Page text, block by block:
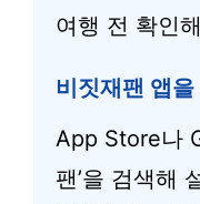
여행 전 확인
비짓재팬 앱
App Store나
팬’을 검색해